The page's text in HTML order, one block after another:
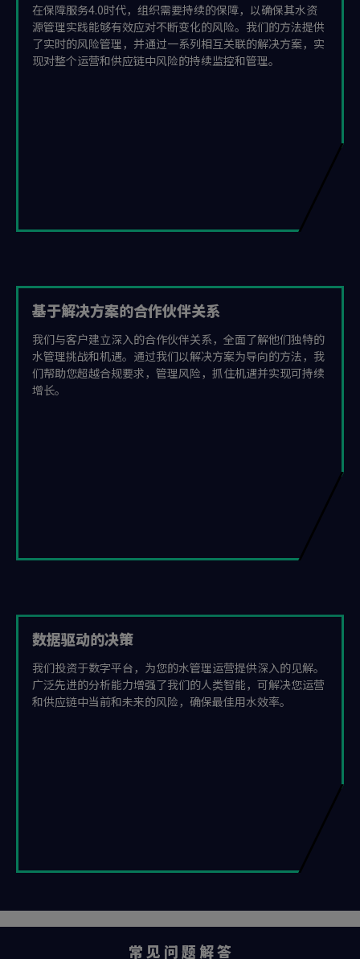
在保障服务4.0时代，组织需要持续的保障，以确保其水资
源管理实践能够有效应对不断变化的风险。我们的方法提供
了实时的风险管理，并通过一系列相互关联的解决方案，实
现对整个运营和供应链中风险的持续监控和管理。
基于解决方案的合作伙伴关系
我们与客户建立深入的合作伙伴关系，全面了解他们独特的
水管理挑战和机遇。通过我们以解决方案为导向的方法，我
们帮助您超越合规要求，管理风险，抓住机遇并实现可持续
增长。
数据驱动的决策
我们投资于数字平台，为您的水管理运营提供深入的见解。
广泛先进的分析能力增强了我们的人类智能，可解决您运营
和供应链中当前和未来的风险，确保最佳用水效率。
常 见 问 题 解 答